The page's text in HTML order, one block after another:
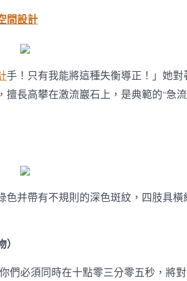
態〉
中
間設計
手！只有我能將這種失衡導正！」她對
長高攀在激流巖石上，是典範的“急流
色并帶有不規則的深色斑紋，四肢具橫
們必須同時在十點零三分零五秒，將